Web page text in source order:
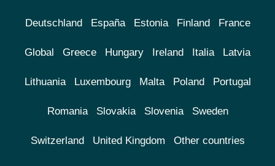
Deutschland España Estonia Finland France
Global Greece Hungary Ireland Italia Latvia
Lithuania Luxembourg Malta Poland Portugal
Romania Slovakia Slovenia Sweden
Switzerland United Kingdom Other countries